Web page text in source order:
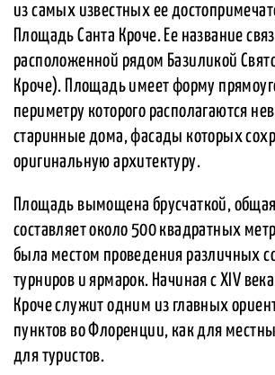
из самых известных ее
Площадь Санта Кроче. Ее название
расположенной рядом Базиликой
Кроче). Площадь имеет форму
периметру которого располагаются
старинные дома, фасады которых
оригинальную архитектуру.
Площадь вымощена брусчаткой,
составляет около 500 квадратных
была местом проведения различных
турниров и ярмарок. Начиная с XIV
Кроче служит одним из главных
пунктов во Флоренции, как для
для туристов.